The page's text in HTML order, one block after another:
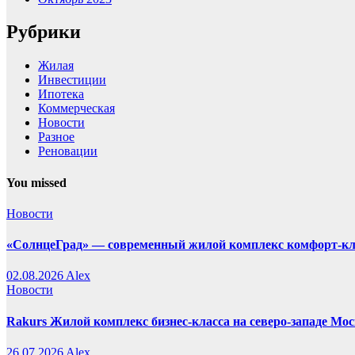
Рубрики
Жилая
Инвестиции
Ипотека
Коммерческая
Новости
Разное
Реновации
You missed
Новости
«СолнцеГрад» — современный жилой комплекс комфорт-
02.08.2026Alex
Новости
Rakurs Жилой комплекс бизнес-класса на северо-западе
26.07.2026 Alex